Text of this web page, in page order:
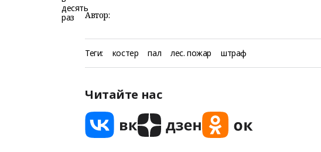
Автор:
Теги: костер пал лес. пожар штраф
Читайте нас